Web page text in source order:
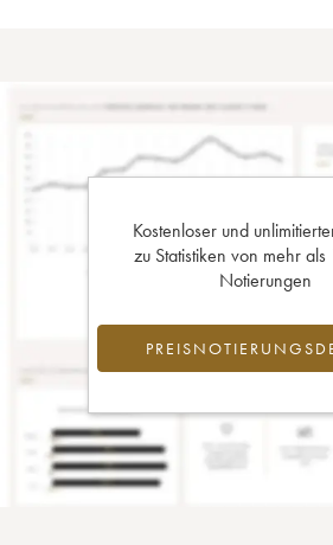
Kostenloser und
zu Statistiken von mehr
Notierungen